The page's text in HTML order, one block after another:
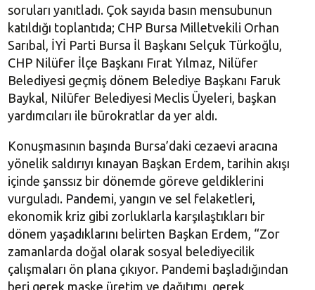
soruları yanıtladı. Çok sayıda basın mensubunun
katıldığı toplantıda; CHP Bursa Milletvekili Orhan
Sarıbal, İYİ Parti Bursa İl Başkanı Selçuk Türkoğlu,
CHP Nilüfer İlçe Başkanı Fırat Yılmaz, Nilüfer
Belediyesi geçmiş dönem Belediye Başkanı Faruk
Baykal, Nilüfer Belediyesi Meclis Üyeleri, başkan
yardımcıları ile bürokratlar da yer aldı.
Konuşmasının başında Bursa’daki cezaevi aracına
yönelik saldırıyı kınayan Başkan Erdem, tarihin akışı
içinde şanssız bir dönemde göreve geldiklerini
vurguladı. Pandemi, yangın ve sel felaketleri,
ekonomik kriz gibi zorluklarla karşılaştıkları bir
dönem yaşadıklarını belirten Başkan Erdem, “Zor
zamanlarda doğal olarak sosyal belediyecilik
çalışmaları ön plana çıkıyor. Pandemi başladığından
beri gerek maske üretim ve dağıtımı, gerek